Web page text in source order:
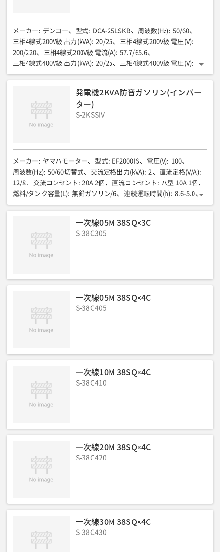
メーカー : デンヨー 型式: DCA-25LSKB 周波数(Hz): 50/60
三相4線式200V級 出力(kVA): 20/25 三相4線式200V級 電圧(V):
200/220
三相4線式200V級 電流(A): 57.7/65.6
三相4線式400V級 出力(kVA): 20/25 三相4線式400V級 電圧(V):
400/440
三相4線式400V級 電流(A): 28.9/32.8
単相3線式100V級 電流(A): 57.7×2/65.5×2
単相3線式200V級 出力(kVA):
単相3線式200V級 電流(A)
三相0.8(遅れ) 単相1.0
50Hz燃料消費量(75%負荷)(L/h): 3.9
60Hz燃料消費量(75%負荷)(L/h): 4.9 排ガス規制: 第3次
騒音値LwA(dB): 87 騒音値7m(dB(A)): 57/61 低騒音型:
超低騒音
運転質量(kg): 905 端子ボルトサイズ(φ): M8 備考:
ビッグタンク仕様
発電機2KVA防音ガソリン(インバー
ター)
S-2KSSIV
メーカー : ヤマハモーター 型式: EF2000IS 電圧(V): 100
周波数(Hz): 50/60切替式 交流定格出力(kVA): 2 直流定格(V/A):
12/8
交流コンセント : 20A 2個 直流コンセント : ハ型 10A 1個
燃料/タンク容量(L): 無鉛ガソリン/6 連続運転時間(h): 8.6-5.0
全長(mm): 527 全幅(mm): 419 全高(mm): 461 乾燥重量(kg):
一次線05M 38SQ×3C
S-38C305
一次線05M 38SQ×4C
S-38C405
一次線10M 38SQ×4C
S-38C410
一次線20M 38SQ×4C
S-38C420
一次線30M 38SQ×4C
S-38C430